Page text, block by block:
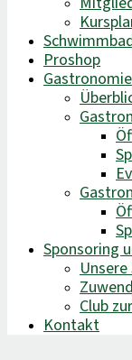
Proshop
Gastronomie
Sponsoring
Club
Kontakt